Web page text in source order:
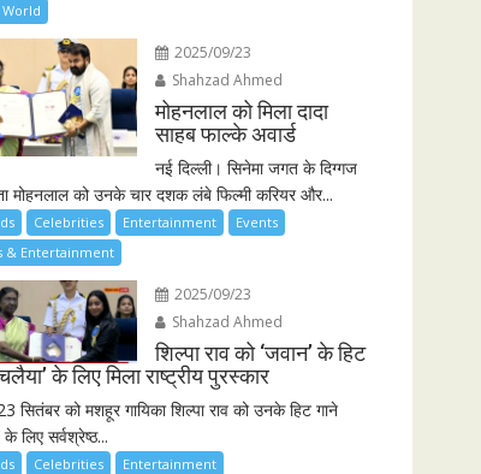
2025/09/23
Shahzad Ahmed
मोहनलाल को मिला दादा
साहब फाल्के अवार्ड
नई दिल्ली। सिनेमा जगत के दिग्गज
मोहनलाल को उनके चार दशक लंबे फिल्मी करियर और...
Celebrities Entertainment
Events
& Entertainment
2025/09/23
Shahzad Ahmed
शिल्पा राव को ‘जवान’ के हिट
के लिए मिला राष्ट्रीय पुरस्कार
सितंबर को मशहूर गायिका शिल्पा राव को उनके हिट गाने
के लिए सर्वश्रेष्ठ...
Celebrities
Entertainment